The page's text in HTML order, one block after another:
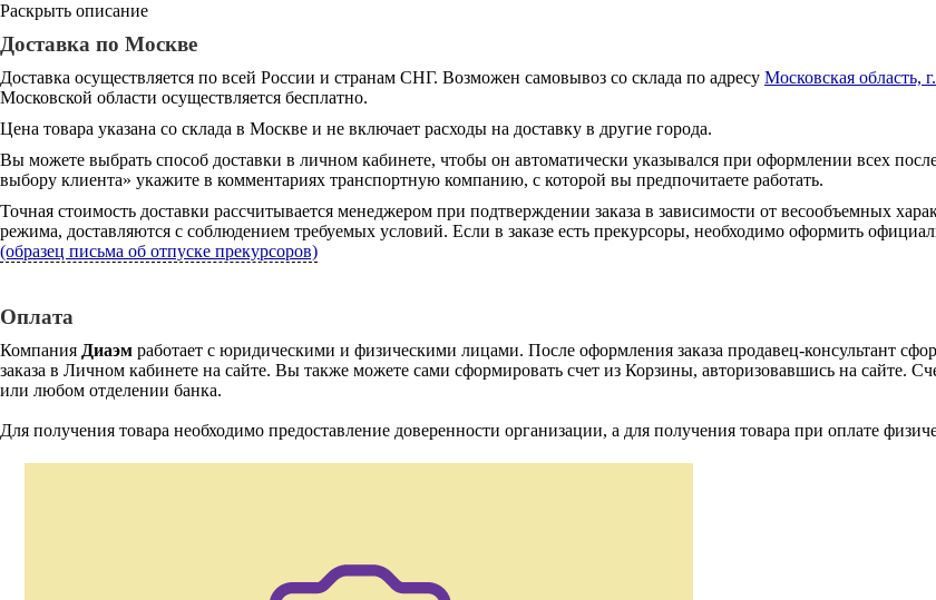
Раскрыть описание
Доставка по Москве
Доставка осуществляется по всей России и странам СНГ. Возможен самовывоз со склада по адресу Московская
Московской области осуществляется бесплатно.
Цена товара указана со склада в Москве и не включает расходы на доставку в другие города.
Вы можете выбрать способ доставки в личном кабинете, чтобы он автоматически указывался при оформлении всех
выбору клиента» укажите в комментариях транспортную компанию, с которой вы предпочитаете работать.
Точная стоимость доставки рассчитывается менеджером при подтверждении заказа в зависимости от весообъемных
режима, доставляются с соблюдением требуемых условий. Если в заказе есть прекурсоры, необходимо оформить
(образец письма об отпуске прекурсоров)
Оплата
Компания Диаэм работает с юридическими и физическими лицами. После оформления заказа продавец-консультант
заказа в Личном кабинете на сайте. Вы также можете сами сформировать счет из Корзины, авторизовавшись на сайте.
или любом отделении банка.
Для получения товара необходимо предоставление доверенности организации, а для получения товара при оплате